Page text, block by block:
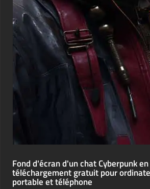
Fond d'écran d'un chat Cyberpunk
téléchargement gratuit pour
portable et téléphone